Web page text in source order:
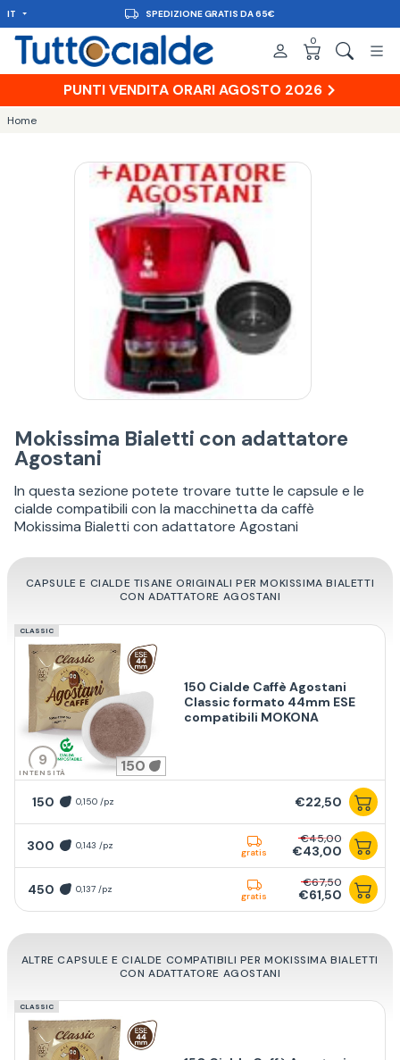
IT CONSEGNA IN 48H
0
PUNTI VENDITA ORARI AGOSTO 2026
Home
Mokissima Bialetti con adattatore
Agostani
In questa sezione potete trovare tutte le capsule e le
cialde compatibili con la macchinetta da caffè
Mokissima Bialetti con adattatore Agostani
CAPSULE E CIALDE TISANE ORIGINALI PER MOKISSIMA BIALETTI
CON ADATTATORE AGOSTANI
CLASSIC
9
INTENSITÀ 150
150 Cialde Caffè Agostani
Classic formato 44mm ESE
compatibili MOKONA
150 0,150 /pz €22,50
300 0,143 /pz
gratis
€45,00
€43,00
450 0,137 /pz
gratis
€67,50
€61,50
ALTRE CAPSULE E CIALDE COMPATIBILI PER MOKISSIMA BIALETTI
CON ADATTATORE AGOSTANI
CLASSIC